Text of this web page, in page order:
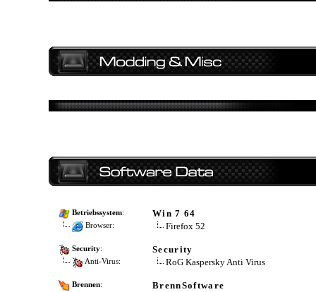
Betriebssystem: Win 7 64
Browser: Firefox 52
Security: Security
Anti-Virus: RoG Kaspersky Anti Virus
Brennen: BrennSoftware